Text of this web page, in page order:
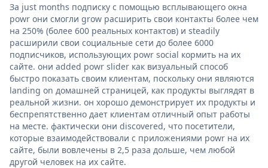
За just months подписку с помощью всплывающего окна
powr они смогли grow расширить свои контакты более чем
на 250% (более 600 реальных контактов) и steadily
расширили свои социальные сети до более 6000
подписчиков, использующих powr social кормить на их
сайте. они added powr slider как визуальный способ
быстро показать своим клиентам, поскольку они являются
landing on домашней страницей, как продукты выглядят в
реальной жизни. он хорошо демонстрирует их продукты и
беспрепятственно дает клиентам отличный опыт работы
на месте. фактически они discovered, что посетители,
которые взаимодействовали с приложениями powr на их
сайте, были вовлечены в 2,5 раза дольше, чем любой
другой человек на их сайте.